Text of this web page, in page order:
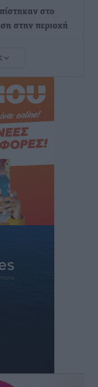
στο
στην περιοχή
ο μηχανισμός
– Ισχυρά
6 περιοχές
αέρα» τους
τον Πειραιά
Οι